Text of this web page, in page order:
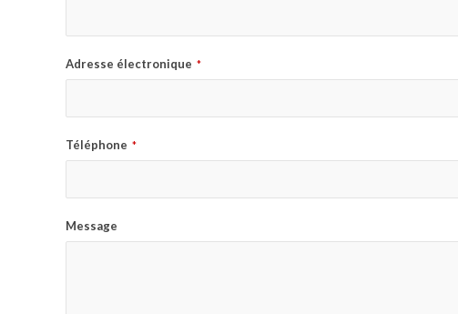
Adresse électronique *
Téléphone *
Message